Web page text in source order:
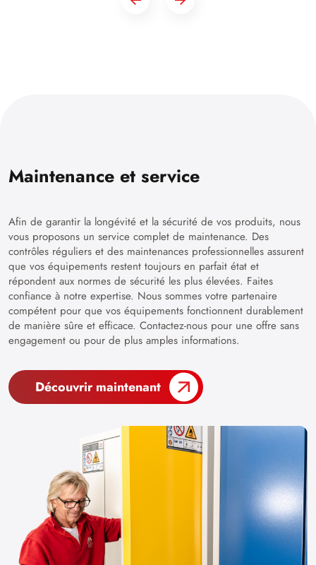
Maintenance et service
Afin de garantir la longévité et la sécurité de vos produits, nous
vous proposons un service complet de maintenance. Des
contrôles réguliers et des maintenances professionnelles assurent
que vos équipements restent toujours en parfait état et
répondent aux normes de sécurité les plus élevées. Faites
confiance à notre expertise. Nous sommes votre partenaire
compétent pour que vos équipements fonctionnent durablement
de manière sûre et efficace. Contactez-nous pour une offre sans
engagement ou pour de plus amples informations.
Découvrir maintenant